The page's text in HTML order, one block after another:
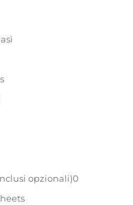
sì
opzionali)0